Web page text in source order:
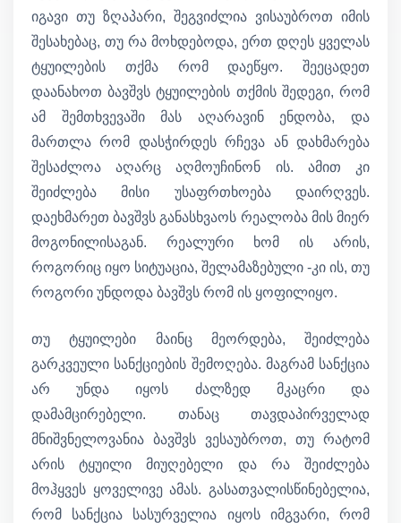
იგავი თუ ზღაპარი, შეგვიძლია ვისაუბროთ იმის
შესახებაც, თუ რა მოხდებოდა, ერთ დღეს ყველას
ტყუილების თქმა რომ დაეწყო. შეეცადეთ
დაანახოთ ბავშვს ტყუილების თქმის შედეგი, რომ
ამ შემთხვევაში მას აღარავინ ენდობა, და
მართლა რომ დასჭირდეს რჩევა ან დახმარება
შესაძლოა აღარც აღმოუჩინონ ის. ამით კი
შეიძლება მისი უსაფრთხოება დაირღვეს.
დაეხმარეთ ბავშვს განასხვაოს რეალობა მის მიერ
მოგონილისაგან. რეალური ხომ ის არის,
როგორიც იყო სიტუაცია, შელამაზებული -კი ის, თუ
როგორი უნდოდა ბავშვს რომ ის ყოფილიყო.
თუ ტყუილები მაინც მეორდება, შეიძლება
გარკვეული სანქციების შემოღება. მაგრამ სანქცია
არ უნდა იყოს ძალზედ მკაცრი და
დამამცირებელი. თანაც თავდაპირველად
მნიშვნელოვანია ბავშვს ვესაუბროთ, თუ რატომ
არის ტყუილი მიუღებელი და რა შეიძლება
მოჰყვეს ყოველივე ამას. გასათვალისწინებელია,
რომ სანქცია სასურველია იყოს იმგვარი, რომ